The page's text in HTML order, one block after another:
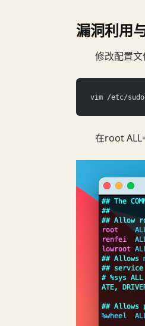
漏洞利用
修改配置文
vim /etc/
在root